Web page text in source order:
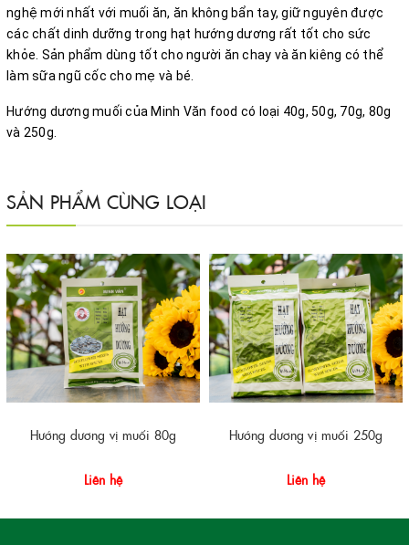
nghệ mới nhất với muối ăn, ăn không bẩn tay, giữ nguyên được
các chất dinh dưỡng trong hạt hướng dương rất tốt cho sức
khỏe. Sản phẩm dùng tốt cho người ăn chay và ăn kiêng có thể
làm sữa ngũ cốc cho mẹ và bé.
Hướng dương muối của Minh Văn food có loại 40g, 50g, 70g, 80g
và 250g.
SẢN PHẨM CÙNG LOẠI
Hướng dương vị muối 80g
Liên hệ
Hướng dương vị muối 250g
Liên hệ